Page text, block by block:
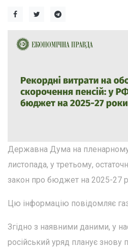
Державна Дума на пленарному
листопада, у третьому,
закон про бюджет на 2025-27
Цю інформацію повідомляє
Згідно з наявними даними, у
російський уряд планує